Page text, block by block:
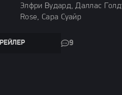
Элфри Вудард, Даллас
Rose, Сара Суайр
9